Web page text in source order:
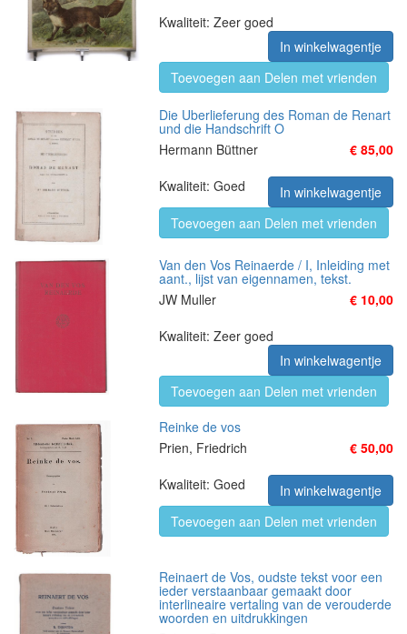
Kwaliteit: Zeer goed
In winkelwagentje
Toevoegen aan Delen met vrienden
Die Uberlieferung des Roman de Renart
und die Handschrift O
Hermann Büttner
€ 85,00
Kwaliteit: Goed
In winkelwagentje
Toevoegen aan Delen met vrienden
Van den Vos Reinaerde / I, Inleiding met
aant., lijst van eigennamen, tekst.
JW Muller
€ 10,00
Kwaliteit: Zeer goed
In winkelwagentje
Toevoegen aan Delen met vrienden
Reinke de vos
Prien, Friedrich
€ 50,00
Kwaliteit: Goed
In winkelwagentje
Toevoegen aan Delen met vrienden
Reinaert de Vos, oudste tekst voor een
ieder verstaanbaar gemaakt door
interlineaire vertaling van de verouderde
woorden en uitdrukkingen